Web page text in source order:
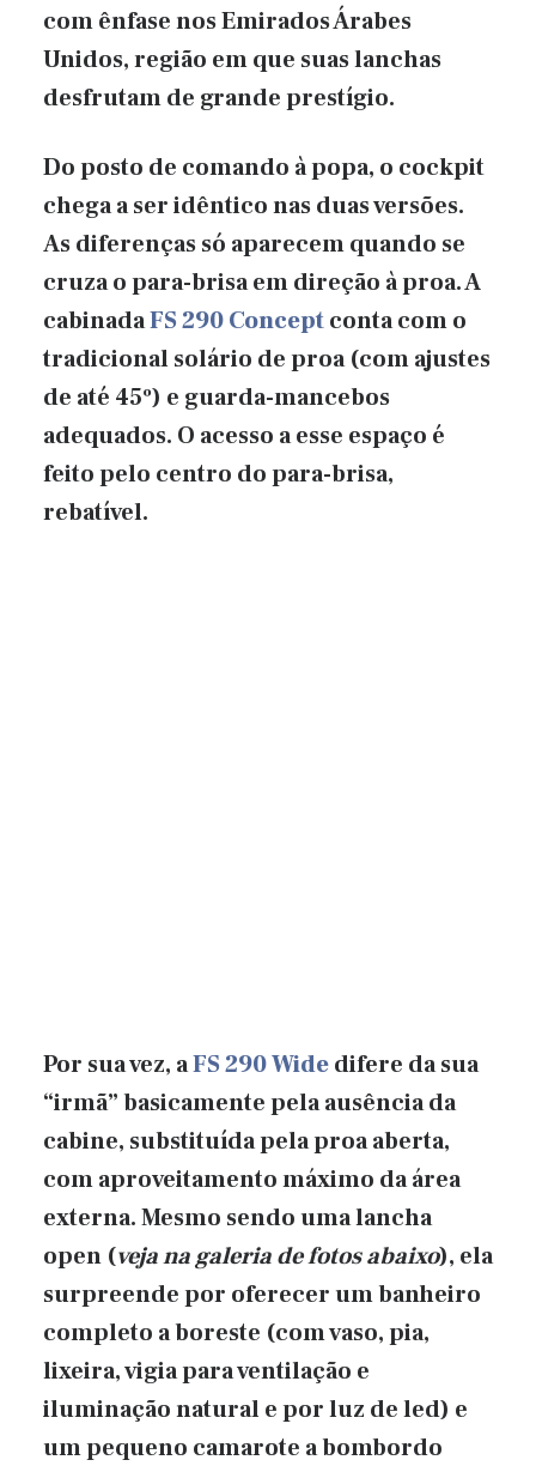
com ênfase nos Emirados Árabes
Unidos, região em que suas lanchas
desfrutam de grande prestígio.
Do posto de comando à popa, o cockpit
chega a ser idêntico nas duas versões.
As diferenças só aparecem quando se
cruza o para-brisa em direção à proa. A
cabinadaFS 290 Conceptconta com o
tradicional solário de proa (com ajustes
de até 45º) e guarda-mancebos
adequados. O acesso a esse espaço é
feito pelo centro do para-brisa,
rebatível.
Por sua vez, aFS 290 Widedifere da sua
“irmã” basicamente pela ausência da
cabine, substituída pela proa aberta,
com aproveitamento máximo da área
externa. Mesmo sendo uma lancha
open (veja na galeria de fotos abaixo), ela
surpreende por oferecer um banheiro
completo a boreste (com vaso, pia,
lixeira, vigia para ventilação e
iluminação natural e por luz de led) e
um pequeno camarote a bombordo